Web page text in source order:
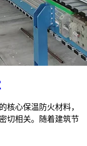
核心保温防火材料，
切相关。随着建筑节